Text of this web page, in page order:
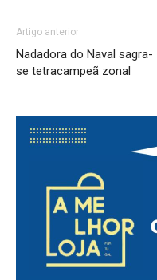
Artigo anterior
Nadadora do Naval sagra-
se tetracampeã zonal